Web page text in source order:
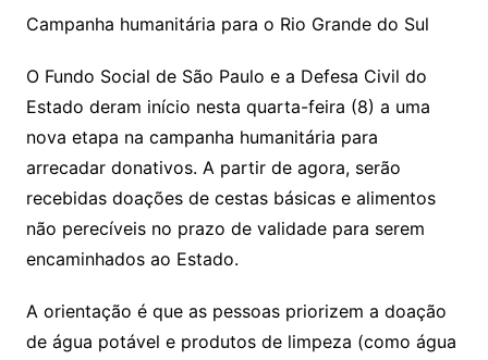
Campanha humanitária para o Rio Grande do Sul
O Fundo Social de São Paulo e a Defesa Civil do
Estado deram início nesta quarta-feira (8) a uma
nova etapa na campanha humanitária para
arrecadar donativos. A partir de agora, serão
recebidas doações de cestas básicas e alimentos
não perecíveis no prazo de validade para serem
encaminhados ao Estado.
A orientação é que as pessoas priorizem a doação
de água potável e produtos de limpeza (como água